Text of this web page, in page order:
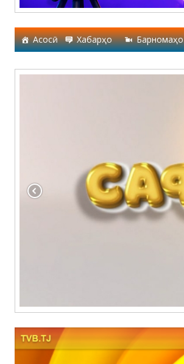
Асосӣ Хабарҳо Барномаҳо